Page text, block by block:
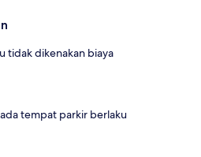
tidak dikenakan biaya
tempat parkir berlaku